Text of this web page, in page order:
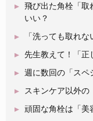
飛び出た角栓「取
いい？
「洗っても取れ
先生教えて！「正
週に数回の「スペ
スキンケア以外
頑固な角栓は「美